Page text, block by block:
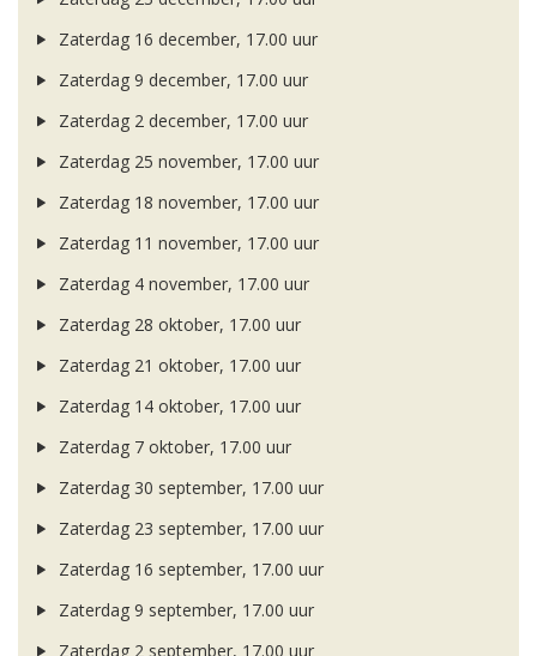
Zaterdag 16 december, 17.00 uur
Zaterdag 9 december, 17.00 uur
Zaterdag 2 december, 17.00 uur
Zaterdag 25 november, 17.00 uur
Zaterdag 18 november, 17.00 uur
Zaterdag 11 november, 17.00 uur
Zaterdag 4 november, 17.00 uur
Zaterdag 28 oktober, 17.00 uur
Zaterdag 21 oktober, 17.00 uur
Zaterdag 14 oktober, 17.00 uur
Zaterdag 7 oktober, 17.00 uur
Zaterdag 30 september, 17.00 uur
Zaterdag 23 september, 17.00 uur
Zaterdag 16 september, 17.00 uur
Zaterdag 9 september, 17.00 uur
Zaterdag 2 september, 17.00 uur